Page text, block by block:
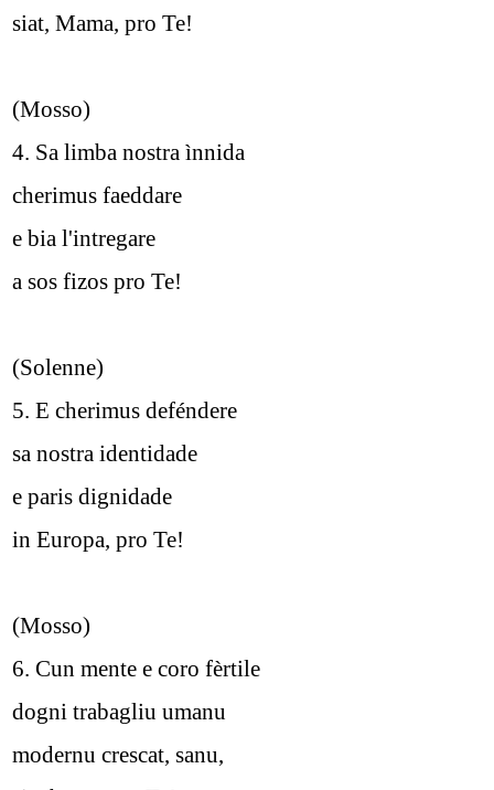
siat, Mama, pro Te!
(Mosso)
4. Sa limba nostra ìnnida
cherimus faeddare
e bia l'intregare
a sos fizos pro Te!
(Solenne)
5. E cherimus deféndere
sa nostra identidade
e paris dignidade
in Europa, pro Te!
(Mosso)
6. Cun mente e coro fèrtile
dogni trabagliu umanu
modernu crescat, sanu,